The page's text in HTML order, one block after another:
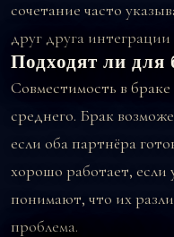
сочетание часто
друг друга
Подходят ли для
Совместимость в браке
среднего. Брак
если оба партнёра
хорошо работает,
понимают, что их
проблема.